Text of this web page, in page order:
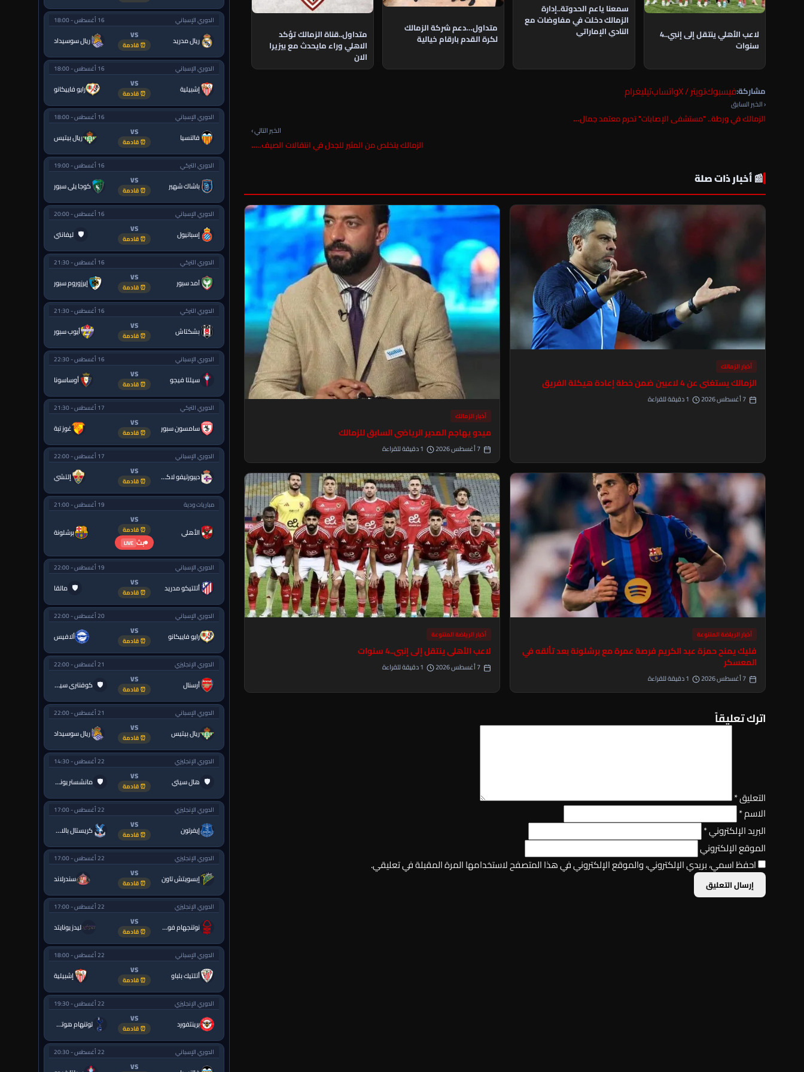
لاعب الأهلي ينتقل إلى إنبي..4
سنوات
سمعنا ياعم الحدوتة..إدارة
الزمالك دخلت في مفاوضات مع
النادي الإماراتي متداول…دعم شركة الزمالك
لكرة القدم بارقام خيالية متداول..قناة الزمالك تؤكد
الاهلي وراء مايحدث مع بيزيرا
الان
مشاركة:فيسبوكتويتر / X واتسابتيليغرام
‹ الخبر السابق
الزمالك في ورطة.. "مستشفى الإصابات" تحرم معتمد جمال…
الخبر التالي ›
الزمالك يتخلص من المثير للجدل في انتقالات الصيف..…
📰 أخبار ذات صلة
أخبار الزمالك
الزمالك يستغني عن 4 لاعبين ضمن خطة إعادة هيكلة الفريق
أخبار الزمالك
ميدو يهاجم المدير الرياضي السابق للزمالك
أخبار الرياضة المتنوعة
فليك يمنح حمزة عبد الكريم فرصة عمرة مع برشلونة بعد تألقه في
المعسكر
أخبار الرياضة المتنوعة
لاعب الأهلي ينتقل إلى إنبي..4 سنوات
اترك تعليقاً
التعليق*
الاسم*
البريد الإلكتروني*
الموقع الإلكتروني
احفظ اسمي، بريدي الإلكتروني، والموقع الإلكتروني في هذا المتصفح لاستخدامها المرة المقبلة في تعليقي.
الدوري الإسباني 16 أغسطس - 18:00
ريال مدريد VS
⏰ قادمة ريال سوسيداد
الدوري الإسباني 16 أغسطس - 18:00
إشبيلية VS
⏰ قادمة رايو فاييكانو
الدوري الإسباني 16 أغسطس - 18:00
فالنسيا VS
⏰ قادمة ريال بيتيس
الدوري التركي 16 أغسطس - 19:00
باشاك شهير VS
⏰ قادمة كوجا يلي سبور
الدوري الإسباني 16 أغسطس - 20:00
إسبانيول VS
⏰ قادمة ليفانتي 🛡
الدوري التركي 16 أغسطس - 21:30
آمد سبور VS
⏰ قادمة إيرزوروم سبور
الدوري التركي 16 أغسطس - 21:30
بشكتاش VS
⏰ قادمة أيوب سبور
الدوري الإسباني 16 أغسطس - 22:30
سيلتا فيجو VS
⏰ قادمة أوساسونا
الدوري التركي 17 أغسطس - 21:30
سامسون سبور VS
⏰ قادمة غوز تبة
الدوري الإسباني 17 أغسطس - 22:00
ديبورتيفو لاكورونيا VS
⏰ قادمة إلتشي
مباريات ودية 19 أغسطس - 21:00
الأهلي
VS
⏰ قادمة
بث LIVE
برشلونة
الدوري الإسباني 19 أغسطس - 22:00
أتلتيكو مدريد VS
⏰ قادمة مالقا 🛡
الدوري الإسباني 20 أغسطس - 22:00
رايو فاييكانو VS
⏰ قادمة ألافيس
الدوري الإنجليزي 21 أغسطس - 22:00
أرسنال VS
⏰ قادمة كوفنتري سيتي 🛡
الدوري الإسباني 21 أغسطس - 22:00
ريال بيتيس VS
⏰ قادمة ريال سوسيداد
الدوري الإنجليزي 22 أغسطس - 14:30
🛡 هال سيتي VS
⏰ قادمة مانشستر يونايتد 🛡
الدوري الإنجليزي 22 أغسطس - 17:00
إيفرتون VS
⏰ قادمة كريستال بالاس
الدوري الإنجليزي 22 أغسطس - 17:00
إبسويتش تاون VS
⏰ قادمة سندرلاند
الدوري الإنجليزي 22 أغسطس - 17:00
نوتنجهام فورست VS
⏰ قادمة ليدز يونايتد
الدوري الإسباني 22 أغسطس - 18:00
أتلتيك بلباو VS
⏰ قادمة إشبيلية
الدوري الإنجليزي 22 أغسطس - 19:30
برينتفورد VS
⏰ قادمة توتنهام هوتسبر
الدوري الإسباني 22 أغسطس - 20:30
VS